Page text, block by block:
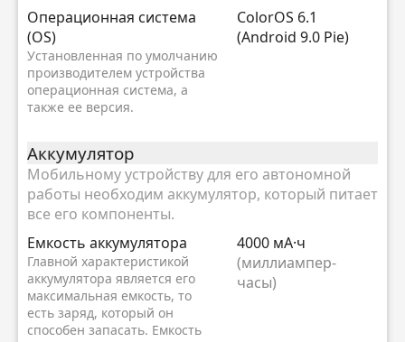
Oперационная система
(OS)
Установленная по умолчанию
производителем устройства
операционная система, а
также ее версия.
ColorOS 6.1
(Android 9.0 Pie)
Аккумулятор
Мобильному устройству для его автономной
работы необходим аккумулятор, который питает
все его компоненты.
Емкость аккумулятора
Главной характеристикой
аккумулятора является его
максимальная емкость, то
есть заряд, который он
способен запасать. Емкость
4000 мА·ч
(миллиампер-
часы)